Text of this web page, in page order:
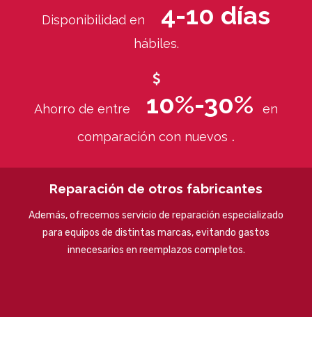
Disponibilidad en 4-10 días
hábiles.
Ahorro de entre 10%-30%
en
comparación con nuevos .
Reparación de otros fabricantes
Además, ofrecemos servicio de reparación especializado
para equipos de distintas marcas, evitando gastos
innecesarios en reemplazos completos.